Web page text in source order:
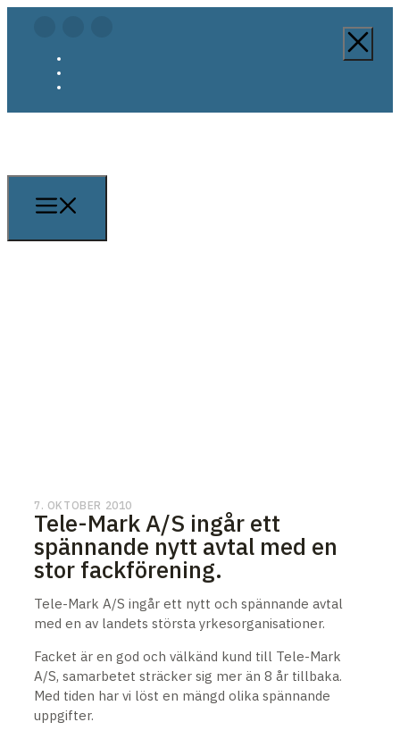
7. OKTOBER 2010
Tele-Mark A/S ingår ett
spännande nytt avtal med en
stor fackförening.
Tele-Mark A/S ingår ett nytt och spännande avtal
med en av landets största yrkesorganisationer.
Facket är en god och välkänd kund till Tele-Mark
A/S, samarbetet sträcker sig mer än 8 år tillbaka.
Med tiden har vi löst en mängd olika spännande
uppgifter.